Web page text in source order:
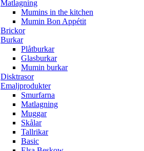
Matlagning
Mumins in the kitchen
Mumin Bon Appétit
Brickor
Burkar
Plåtburkar
Glasburkar
Mumin burkar
Disktrasor
Emaljprodukter
Smurfarna
Matlagning
Muggar
Skålar
Tallrikar
Basic